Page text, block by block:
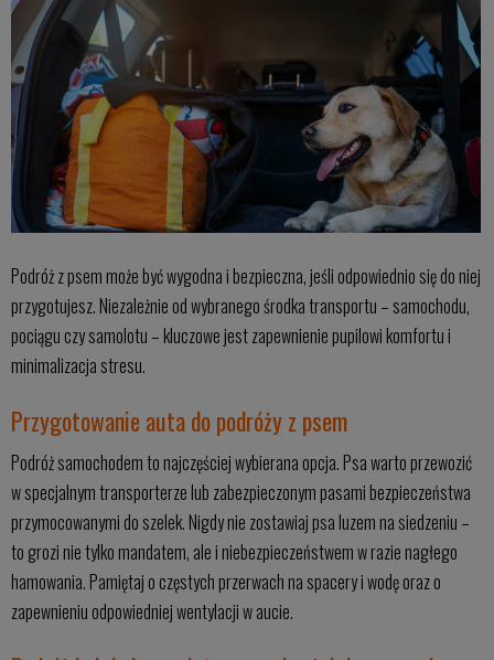
Podróż z psem może być wygodna i bezpieczna, jeśli odpowiednio się do niej
przygotujesz. Niezależnie od wybranego środka transportu – samochodu,
pociągu czy samolotu – kluczowe jest zapewnienie pupilowi komfortu i
minimalizacja stresu.
Przygotowanie auta do podróży z psem
Podróż samochodem to najczęściej wybierana opcja. Psa warto przewozić
w specjalnym transporterze lub zabezpieczonym pasami bezpieczeństwa
przymocowanymi do szelek. Nigdy nie zostawiaj psa luzem na siedzeniu –
to grozi nie tylko mandatem, ale i niebezpieczeństwem w razie nagłego
hamowania. Pamiętaj o częstych przerwach na spacery i wodę oraz o
zapewnieniu odpowiedniej wentylacji w aucie.